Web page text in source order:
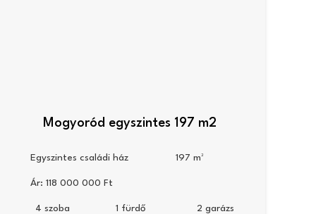
Mogyoród egyszintes 197 m2
Egyszintes családi ház 197
Ár: 118 000 000
4 1 2